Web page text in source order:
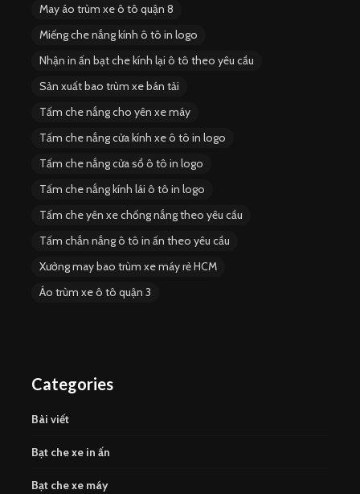
May áo trùm xe ô tô quận 8
Miếng che nắng kính ô tô in logo
Nhận in ấn bạt che kính lại ô tô theo yêu cầu
Sản xuất bao trùm xe bán tải
Tấm che nắng cho yên xe máy
Tấm che nắng cửa kính xe ô tô in logo
Tấm che nắng cửa sổ ô tô in logo
Tấm che nắng kính lái ô tô in logo
Tấm che yên xe chống nắng theo yêu cầu
Tấm chắn nắng ô tô in ấn theo yêu cầu
Xưởng may bao trùm xe máy rẻ HCM
Áo trùm xe ô tô quận 3
Categories
Bài viết
Bạt che xe in ấn
Bạt che xe máy